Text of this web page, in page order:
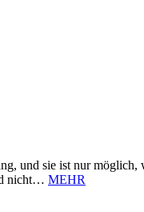
und sie ist nur möglich,
nicht… MEHR